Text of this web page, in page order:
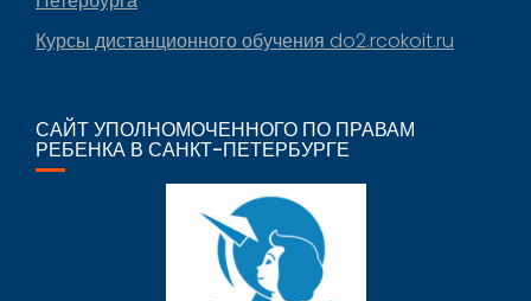
Курсы дистанционного обучения do2.rcokoit.ru
САЙТ УПОЛНОМОЧЕННОГО ПО ПРАВАМ
РЕБЕНКА В САНКТ-ПЕТЕРБУРГЕ